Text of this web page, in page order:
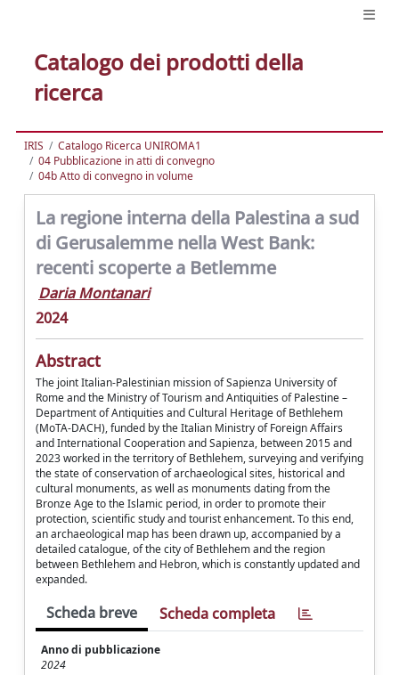
Catalogo dei prodotti della
ricerca
IRIS
Catalogo Ricerca UNIROMA1
04 Pubblicazione in atti di convegno
04b Atto di convegno in volume
La regione interna della Palestina a sud
di Gerusalemme nella West Bank:
recenti scoperte a Betlemme
Daria Montanari
2024
Abstract
The joint Italian-Palestinian mission of Sapienza University of
Rome and the Ministry of Tourism and Antiquities of Palestine –
Department of Antiquities and Cultural Heritage of Bethlehem
(MoTA-DACH), funded by the Italian Ministry of Foreign Affairs
and International Cooperation and Sapienza, between 2015 and
2023 worked in the territory of Bethlehem, surveying and verifying
the state of conservation of archaeological sites, historical and
cultural monuments, as well as monuments dating from the
Bronze Age to the Islamic period, in order to promote their
protection, scientific study and tourist enhancement. To this end,
an archaeological map has been drawn up, accompanied by a
detailed catalogue, of the city of Bethlehem and the region
between Bethlehem and Hebron, which is constantly updated and
expanded.
Scheda breve Scheda completa
Anno di pubblicazione
2024